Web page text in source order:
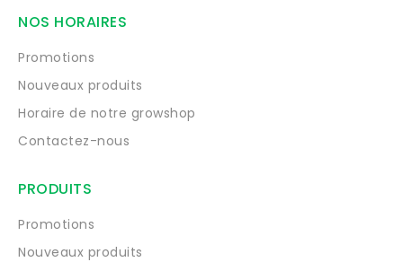
NOS HORAIRES
Promotions
Nouveaux produits
Horaire de notre growshop
Contactez-nous
PRODUITS
Promotions
Nouveaux produits